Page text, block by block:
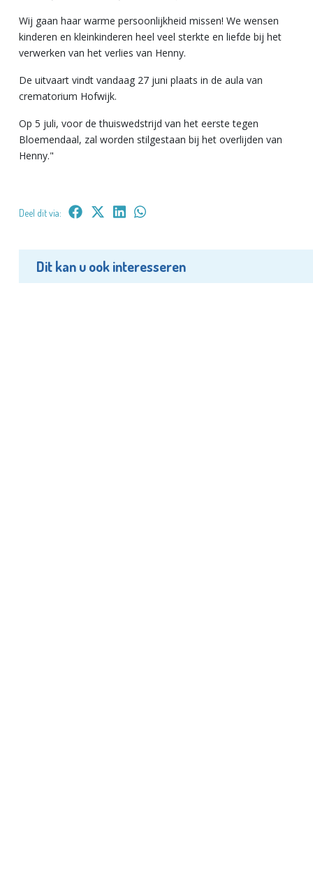
Wij gaan haar warme persoonlijkheid missen! We wensen
kinderen en kleinkinderen heel veel sterkte en liefde bij het
verwerken van het verlies van Henny.
De uitvaart vindt vandaag 27 juni plaats in de aula van
crematorium Hofwijk.
Op 5 juli, voor de thuiswedstrijd van het eerste tegen
Bloemendaal, zal worden stilgestaan bij het overlijden van
Henny."
Deel dit via:
Dit kan u ook interesseren